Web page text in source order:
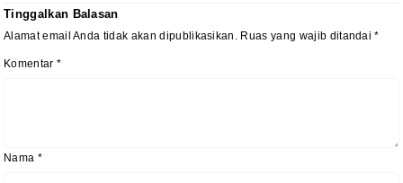
Tinggalkan Balasan
Alamat email Anda tidak akan dipublikasikan. Ruas yang wajib ditandai*
Komentar *
Nama *